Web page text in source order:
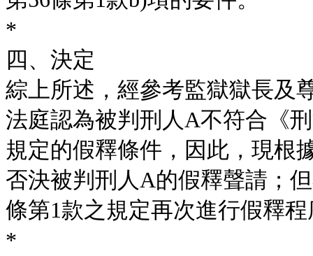
*
四、決定
綜上所述，經參考監獄獄長
法庭認為被判刑人A不符合《
規定的假釋條件，因此，現根
否決被判刑人A的假釋聲請；
條第1款之規定再次進行假釋程
*